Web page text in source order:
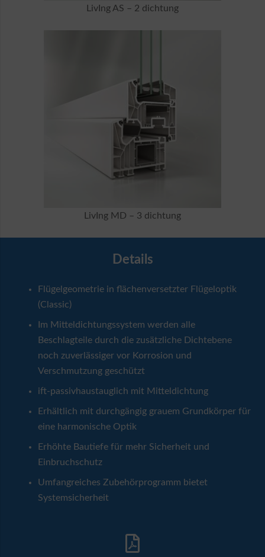
LivIng AS – 2 dichtung
LivIng MD – 3 dichtung
Details
Flügelgeometrie in flächenversetzter Flügeloptik
(Classic)
Im Mitteldichtungssystem werden alle
Beschlagteile durch die zusätzliche Dichtebene
noch zuverlässiger vor Korrosion und
Verschmutzung geschützt
ift-passivhaustauglich mit Mitteldichtung
Erhältlich mit durchgängig grauem Grundkörper für
eine harmonische Optik
Erhöhte Bautiefe für mehr Sicherheit und
Einbruchschutz
Umfangreiches Zubehörprogramm bietet
Systemsicherheit